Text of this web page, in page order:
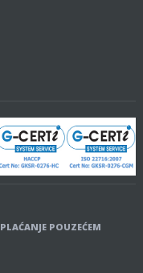
PLAĆANJE POUZEĆEM